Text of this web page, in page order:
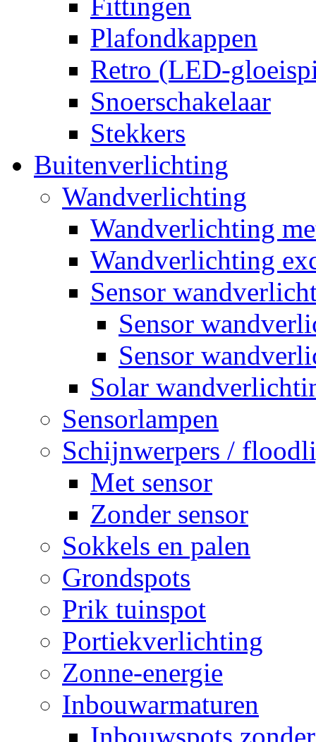
Plafondkappen
Retro (LED-
Snoerschakelaar
Stekkers
Buitenverlichting
Wandverlichting
Wandverlichting
Wandverlichting
Sensor
Sensor
Sensor
Solar
Sensorlampen
Schijnwerpers /
Met sensor
Zonder sensor
Sokkels en palen
Grondspots
Prik tuinspot
Portiekverlichting
Zonne-energie
Inbouwarmaturen
Inbouwspots